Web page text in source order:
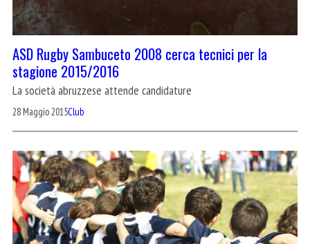
ASD Rugby Sambuceto 2008 cerca tecnici per la
stagione 2015/2016
La società abruzzese attende candidature
28 Maggio 2015Club